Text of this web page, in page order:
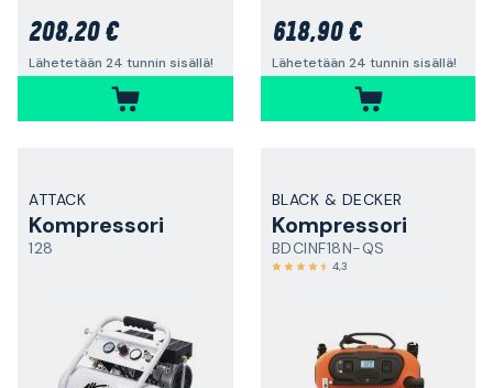
208,20 €
Lähetetään 24 tunnin sisällä!
618,90 €
Lähetetään 24 tunnin sisällä!
ATTACK
Kompressori
128
BLACK & DECKER
Kompressori
BDCINF18N-QS
4,3